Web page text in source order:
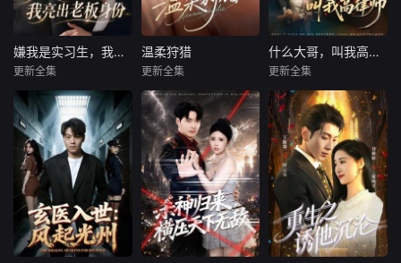
嫌我是实习生，我亮出老板身份
暂无内容
嫌我是实习生，我亮出老板身份
更新全集
温柔狩猎
暂无内容
温柔狩猎
更新全集
什么大哥，叫我高律师
暂无内容
什么大哥，叫我高律师
更新全集